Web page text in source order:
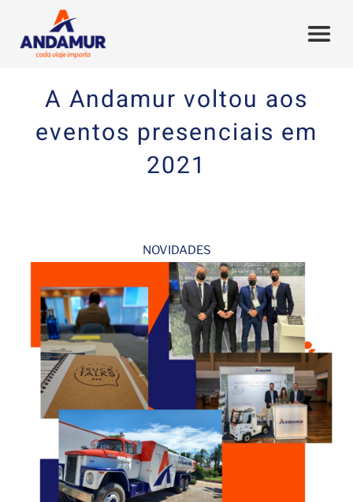
A Andamur voltou aos
eventos presenciais em
2021
NOVIDADES